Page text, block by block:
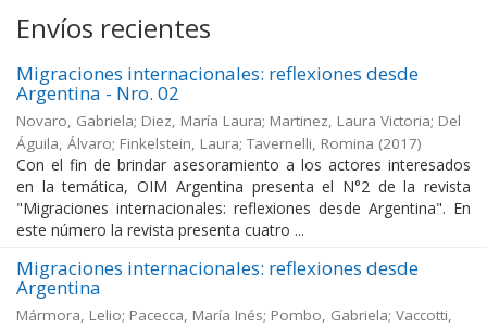
Envíos recientes
Migraciones internacionales: reflexiones desde
Argentina - Nro. 02
Novaro, Gabriela; Diez, María Laura; Martinez, Laura Victoria; Del
Águila, Álvaro; Finkelstein, Laura; Tavernelli, Romina (2017)
Con el fin de brindar asesoramiento a los actores interesados
en la temática, OIM Argentina presenta el N°2 de la revista
"Migraciones internacionales: reflexiones desde Argentina". En
este número la revista presenta cuatro ...
Migraciones internacionales: reflexiones desde
Argentina
Mármora, Lelio; Pacecca, María Inés; Pombo, Gabriela; Vaccotti,